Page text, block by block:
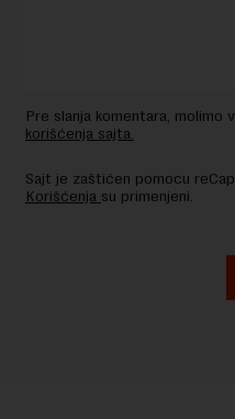
Pre slanja komentara, molimo
korišćenja sajta.
Sajt je zaštićen pomocu
Korišćenja su primenjeni.